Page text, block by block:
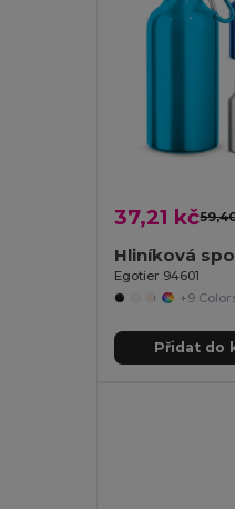
37,21 kč
Egotier 94601
+9
Přidat do